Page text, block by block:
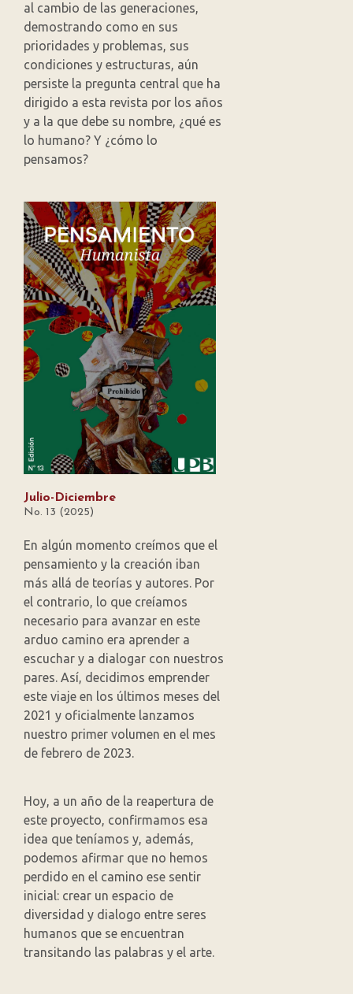
al cambio de las generaciones,
demostrando como en sus
prioridades y problemas, sus
condiciones y estructuras, aún
persiste la pregunta central que ha
dirigido a esta revista por los años
y a la que debe su nombre, ¿qué es
lo humano? Y ¿cómo lo
pensamos?
Julio-Diciembre
No. 13 (2025)
En algún momento creímos que el
pensamiento y la creación iban
más allá de teorías y autores. Por
el contrario, lo que creíamos
necesario para avanzar en este
arduo camino era aprender a
escuchar y a dialogar con nuestros
pares. Así, decidimos emprender
este viaje en los últimos meses del
2021 y oficialmente lanzamos
nuestro primer volumen en el mes
de febrero de 2023.
Hoy, a un año de la reapertura de
este proyecto, confirmamos esa
idea que teníamos y, además,
podemos afirmar que no hemos
perdido en el camino ese sentir
inicial: crear un espacio de
diversidad y dialogo entre seres
humanos que se encuentran
transitando las palabras y el arte.